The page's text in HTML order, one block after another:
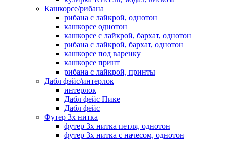
Кашкорсе/рибана
рибана с лайкрой, однотон
кашкорсе однотон
кашкорсе с лайкрой, бархат, однотон
рибана с лайкрой, бархат, однотон
кашкорсе под варенку
кашкорсе принт
рибана с лайкрой, принты
Дабл фэйс/интерлок
интерлок
Дабл фейс Пике
Дабл фейс
Футер 3х нитка
футер 3х нитка петля, однотон
футер 3х нитка с начесом, однотон